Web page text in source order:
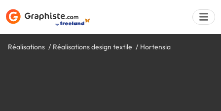
Réalisations Réalisations design textile Hortensia